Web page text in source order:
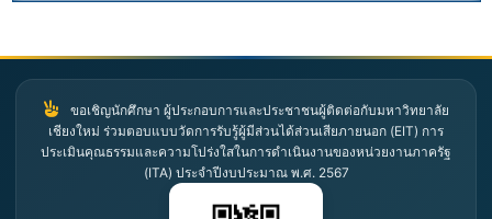
ขอเชิญนักศึกษา ผู้ประกอบการและประชาชนผู้ติดต่อกับมหาวิทยาลัย
เชียงใหม่ ร่วมตอบแบบวัดการรับรู้ผู้มีส่วนได้ส่วนเสียภายนอก (EIT) การ
ประเมินคุณธรรมและความโปร่งใสในการดำเนินงานของหน่วยงานภาครัฐ
(ITA) ประจำปีงบประมาณ พ.ศ. 2567